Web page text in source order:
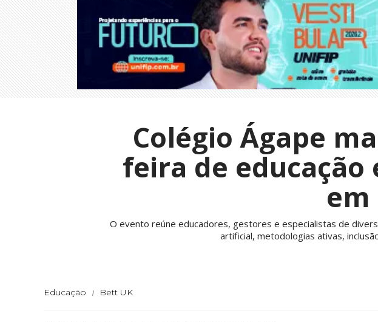
Colégio Ágape
feira de
em
O evento reúne educadores, gestores e especialistas de
artificial, metodologias ativas,
Educação Bett UK